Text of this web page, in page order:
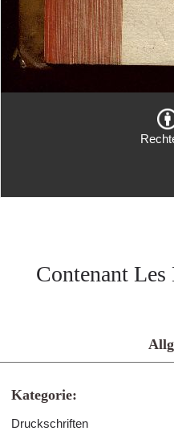
Contenant
Kategorie:
Druckschriften